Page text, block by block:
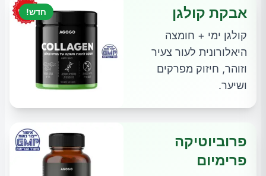
חדש! אבקת קולגן
קולגן ימי + חומצה
היאלורונית לעור צעיר
וזוהר, חיזוק מפרקים
ושיער.
פרוביוטיקה
פרימיום